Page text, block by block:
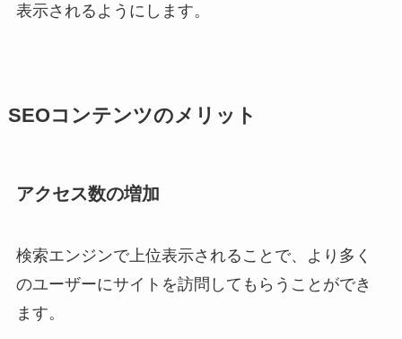
表示されるようにします。
SEOコンテンツのメリット
アクセス数の増加
検索エンジンで上位表示されることで、より多く
のユーザーにサイトを訪問してもらうことができ
ます。